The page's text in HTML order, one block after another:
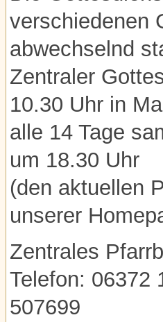
verschiedenen
abwechselnd
Zentraler
10.30 Uhr in
alle 14 Tage
um 18.30 Uhr
(den aktuellen
unserer
Zentrales
Telefon: 06372
507699